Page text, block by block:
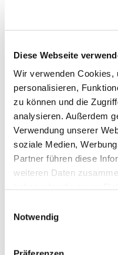
Diese Webseite
Wir verwenden Cookies,
personalisieren,
zu können und die
analysieren. Außerdem
Verwendung unserer
soziale Medien,
Partner führen diese
weiteren Daten
Notwendig
Montag, 2.
21:45 Uhr
33098
Kantor Tim